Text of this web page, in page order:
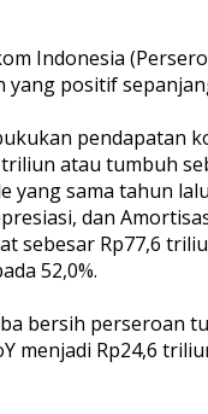
Indonesia
yang positif
pendapatan
atau tumbuh
yang sama tahun
dan
sebesar Rp77,6
52,0%.
bersih perseroan
menjadi Rp24,6